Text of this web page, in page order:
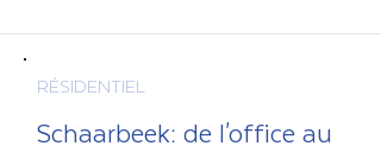
RÉSIDENTIEL
Schaarbeek: de l'office au